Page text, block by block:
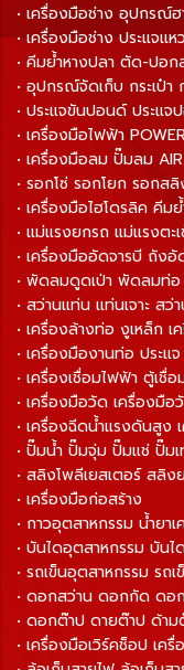
• เครื่องมือช่าง อุปกรณ์ฮ
• เครื่องมือช่าง ประแจแ
• คีมย้ำหางปลา ตัด-ปอก
• อุปกรณ์จัดเก็บ กระเป๋
• ประแจขันปอนด์ ประแ
• เครื่องมือไฟฟ้า
• เครื่องมือลม ปั๊มลม
• รอกโซ่ รอกโยก รอกส
• เครื่องมือไฮโดรลิค คีม
• แม่แรงยกรถ แม่แรงตะ
• เครื่องมืออัดจารบี ถัง
• พัดลมดูดเป่า พัดลมท่
• สว่านแท่น แท่นเจาะ สว่
• เครื่องล้างท่อ งูเหล็ก
• เครื่องมืองานท่อ ประ
• เครื่องเชื่อมไฟฟ้า ตู้เ
• เครื่องมือวัด เครื่องมือ
• เครื่องฉีดน้ำแรงดันสูง
• ปั๊มน้ำ ปั๊มจุ่ม ปั๊มแช่ ปั๊ม
• สลิงโพลีเยสเตอร์ สลิง
• เครื่องมือก่อสร้าง
• กาวอุตสาหกรรม น้ำยาเ
• บันไดอุตสาหกรรม บัน
• รถเข็นอุตสาหกรรม รถ
• ดอกสว่าน ดอกกัด ดอก
• ดอกต๊าป ดายต๊าป ด้า
• เครื่องมือเวิร์คช็อป เค